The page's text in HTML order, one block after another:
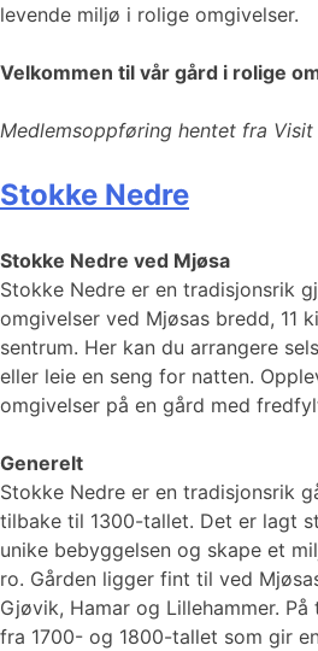
levende miljø i rolige omgivelser.
Velkommen til vår gård i rolige
Medlemsoppføring hentet fra Visit
Stokke Nedre
Stokke Nedre ved Mjøsa
Stokke Nedre er en tradisjonsrik
omgivelser ved Mjøsas bredd, 11
sentrum. Her kan du arrangere
eller leie en seng for natten.
omgivelser på en gård med
Generelt
Stokke Nedre er en tradisjonsrik
tilbake til 1300-tallet. Det er lagt
unike bebyggelsen og skape et
ro. Gården ligger fint til ved
Gjøvik, Hamar og Lillehammer.
fra 1700- og 1800-tallet som gir